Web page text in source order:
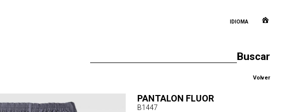
IDIOMA
Volver
PANTALON FLUOR
B1447